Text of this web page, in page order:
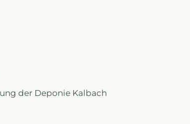
der Deponie Kalbach